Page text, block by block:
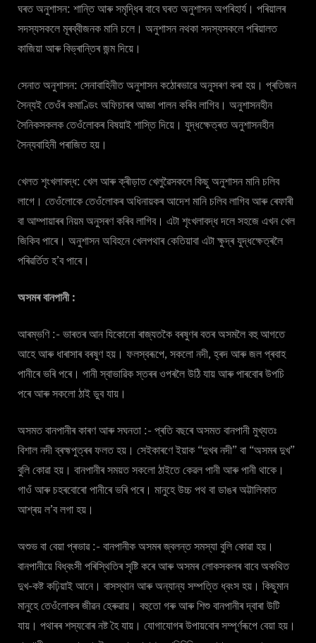
ঘৰত অনুশাসন: শান্তি আৰু সমৃদ্ধিৰ বাবে ঘৰত অনুশাসন অপৰিহাৰ্য। পৰিয়ালৰ
সদস্যসকলে মূৰব্বীজনক মানি চলে। অনুশাসন নথকা সদস্যসকলে পৰিয়ালত
কাজিয়া আৰু বিভ্ৰান্তিৰ জন্ম দিয়ে।
সেনাত অনুশাসন: সেনাবাহিনীত অনুশাসন কঠোৰভাৱে অনুসৰণ কৰা হয়। প্ৰতিজন
সৈন্যই তেওঁৰ কমাণ্ডিং অফিচাৰৰ আজ্ঞা পালন কৰিব লাগিব। অনুশাসনহীন
সৈনিকসকলক তেওঁলোকৰ বিষয়াই শাস্তি দিয়ে। যুদ্ধক্ষেত্ৰত অনুশাসনহীন
সৈন্যবাহিনী পৰাজিত হয়।
খেলত শৃংখলাবদ্ধ: খেল আৰু ক্ৰীড়াত খেলুৱৈসকলে কিছু অনুশাসন মানি চলিব
লাগে। তেওঁলোকে তেওঁলোকৰ অধিনায়কৰ আদেশ মানি চলিব লাগিব আৰু ৰেফাৰী
বা আম্পায়াৰৰ নিয়ম অনুসৰণ কৰিব লাগিব। এটা শৃংখলাবদ্ধ দলে সহজে এখন খেল
জিকিব পাৰে। অনুশাসন অবিহনে খেলপথাৰ কেতিয়াবা এটা ক্ষুদ্ৰ যুদ্ধক্ষেত্ৰলৈ
পৰিৱৰ্তিত হ’ব পাৰে।
অসমৰ বানপানী :
আৰম্ভণি :- ভাৰতৰ আন যিকোনো ৰাজ্যতকৈ বৰষুণৰ বতৰ অসমলৈ বহু আগতে
আহে আৰু ধাৰাসাৰ বৰষুণ হয়। ফলস্বৰূপে, সকলো নদী, হ্ৰদ আৰু জল প্ৰবাহ
পানীৰে ভৰি পৰে। পানী স্বাভাৱিক স্তৰৰ ওপৰলৈ উঠি যায় আৰু পাৰবোৰ উপচি
পৰে আৰু সকলো ঠাই ডুব যায়।
অসমত বানপানীৰ কাৰণ আৰু সঘনতা :- প্ৰতি বছৰে অসমত বানপানী মুখ্যতঃ
বিশাল নদী ব্ৰহ্মপুত্ৰৰ ফলত হয়। সেইকাৰণে ইয়াক “দুখৰ নদী” বা “অসমৰ দুখ”
বুলি কোৱা হয়। বানপানীৰ সময়ত সকলো ঠাইতে কেৱল পানী আৰু পানী থাকে।
গাওঁ আৰু চহৰবোৰো পানীৰে ভৰি পৰে। মানুহে উচ্চ পথ বা ডাঙৰ অট্টালিকাত
আশ্ৰয় ল’ব লগা হয়।
অশুভ বা বেয়া প্ৰভাৱ :- বানপানীক অসমৰ জ্বলন্ত সমস্যা বুলি কোৱা হয়।
বানপানীয়ে বিধ্বংসী পৰিস্থিতিৰ সৃষ্টি কৰে আৰু অসমৰ লোকসকলৰ বাবে অকথিত
দুখ-কষ্ট কঢ়িয়াই আনে। বাসস্থান আৰু অন্যান্য সম্পত্তি ধ্বংস হয়। কিছুমান
মানুহে তেওঁলোকৰ জীৱন হেৰুৱায়। বহুতো গৰু আৰু শিশু বানপানীৰ দ্বাৰা উটি
যায়। পথাৰৰ শস্যবোৰ নষ্ট হৈ যায়। যোগাযোগৰ উপায়বোৰ সম্পূৰ্ণৰূপে বেয়া হয়।